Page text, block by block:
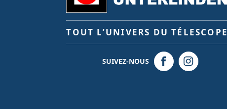
TOUT L’UNIVERS DU TÉLESCOPE
SUIVEZ-NOUS